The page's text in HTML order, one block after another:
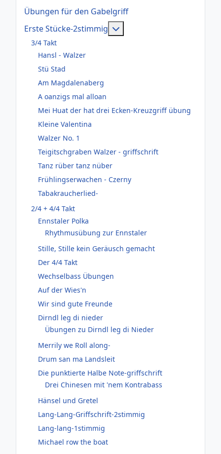
Übungen für den Gabelgriff
Erste Stücke-2stimmig
3/4 Takt
Hansl - Walzer
Stü Stad
Am Magdalenaberg
A oanzigs mal alloan
Mei Huat der hat drei Ecken-Kreuzgriff übung
Kleine Valentina
Walzer No. 1
Teigitschgraben Walzer - griffschrift
Tanz rüber tanz nüber
Frühlingserwachen - Czerny
Tabakraucherlied-
2/4 + 4/4 Takt
Ennstaler Polka
Rhythmusübung zur Ennstaler
Stille, Stille kein Geräusch gemacht
Der 4/4 Takt
Wechselbass Übungen
Auf der Wies'n
Wir sind gute Freunde
Dirndl leg di nieder
Übungen zu Dirndl leg di Nieder
Merrily we Roll along-
Drum san ma Landsleit
Die punktierte Halbe Note-griffschrift
Drei Chinesen mit 'nem Kontrabass
Hänsel und Gretel
Lang-Lang-Griffschrift-2stimmig
Lang-lang-1stimmig
Michael row the boat